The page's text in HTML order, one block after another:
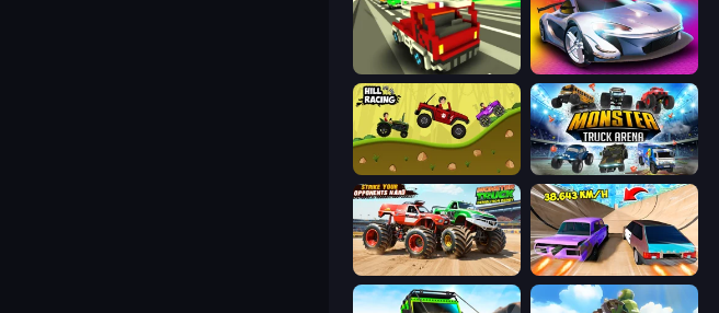
Blocky Traffic Racing Grand Cyber City
Hill Racing Monster Truck Arena
Monster Truck Demolition Derby Turbo Cars: Pipe Stunts